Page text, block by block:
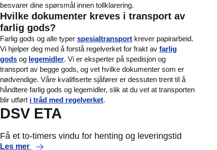
besvarer dine spørsmål innen tollklarering.
Hvilke dokumenter kreves i transport av
farlig gods?
Farlig gods og alle typer spesialtransport krever papirarbeid.
Vi hjelper deg med å forstå regelverket for frakt av farlig
gods og legemidler. Vi er eksperter på spedisjon og
transport av begge gods, og vet hvilke dokumenter som er
nødvendige. Våre kvalifiserte sjåfører er dessuten trent til å
håndtere farlig gods og legemidler, slik at du vet at transporten
blir utført i tråd med regelverket.
DSV ETA
Få et to-timers vindu for henting og leveringstid
Les mer